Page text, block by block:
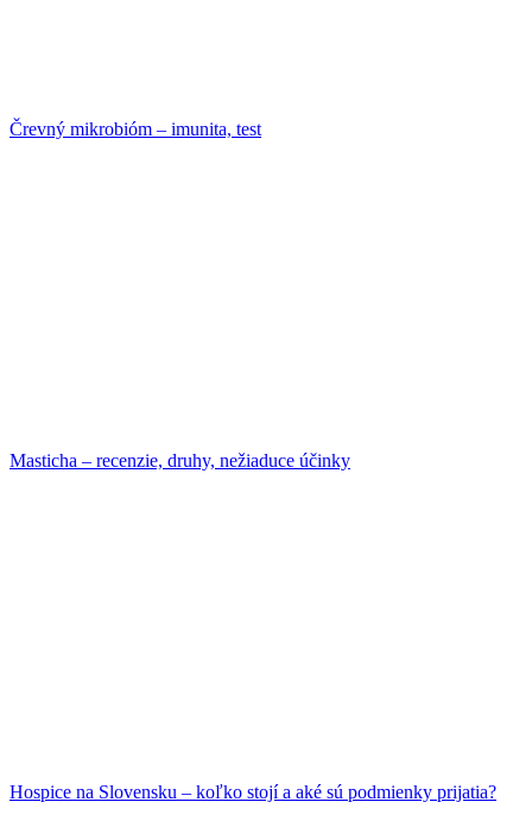
Črevný mikrobióm – imunita, test
Masticha – recenzie, druhy, nežiaduce účinky
Hospice na Slovensku – koľko stojí a aké sú podmienky prijatia?